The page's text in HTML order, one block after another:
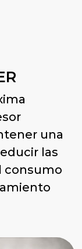
una
las
consumo